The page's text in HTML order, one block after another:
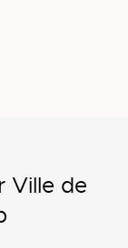
Ville de